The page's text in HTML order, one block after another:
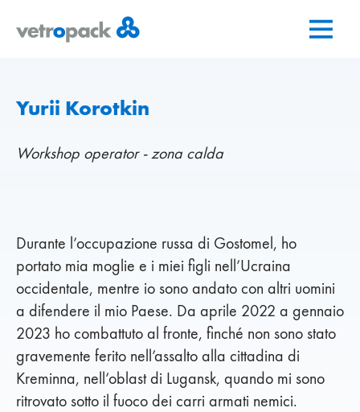
alla
Yurii Korotkin
Workshop operator - zona calda
Durante l’occupazione russa di Gostomel, ho
portato mia moglie e i miei figli nell’Ucraina
occidentale, mentre io sono andato con altri uomini
a difendere il mio Paese. Da aprile 2022 a gennaio
2023 ho combattuto al fronte, finché non sono stato
gravemente ferito nell’assalto alla cittadina di
Kreminna, nell’oblast di Lugansk, quando mi sono
ritrovato sotto il fuoco dei carri armati nemici.